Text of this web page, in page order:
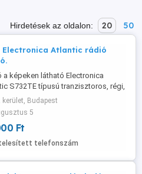
Hirdetések az oldalon: 20 50
Electronica Atlantic rádió
a képeken látható Electronica
S732TE típusú tranzisztoros, régi,
asztali rádió. Jó állapotban
a végerősítője nem működik.
átvétellel a 11. kerületben.
.
kerület, Budapest
5
Ft
telefonszám